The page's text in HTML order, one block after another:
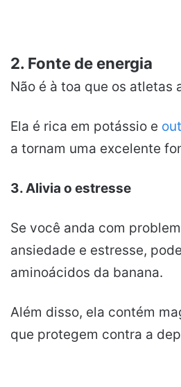
2. Fonte de energia
Não é à toa que os atletas
Ela é rica em potássio e
a tornam uma excelente
3. Alivia o estresse
Se você anda com
ansiedade e estresse,
aminoácidos da banana.
Além disso, ela contém
que protegem contra a